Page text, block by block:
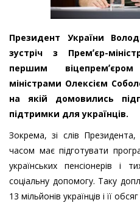
Президент України
зустріч з Премʼєр-
першим
міністрами Олексієм
на якій домовились
підтримки для українців.
Зокрема, зі слів
часом має підготувати
українських пенсіонерів і
соціальну допомогу. Таку
13 мільйонів українців і її